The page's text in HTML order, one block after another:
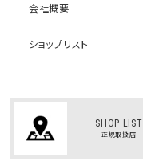
会社概要
ショップリスト
SHOP LIST
正規取扱店